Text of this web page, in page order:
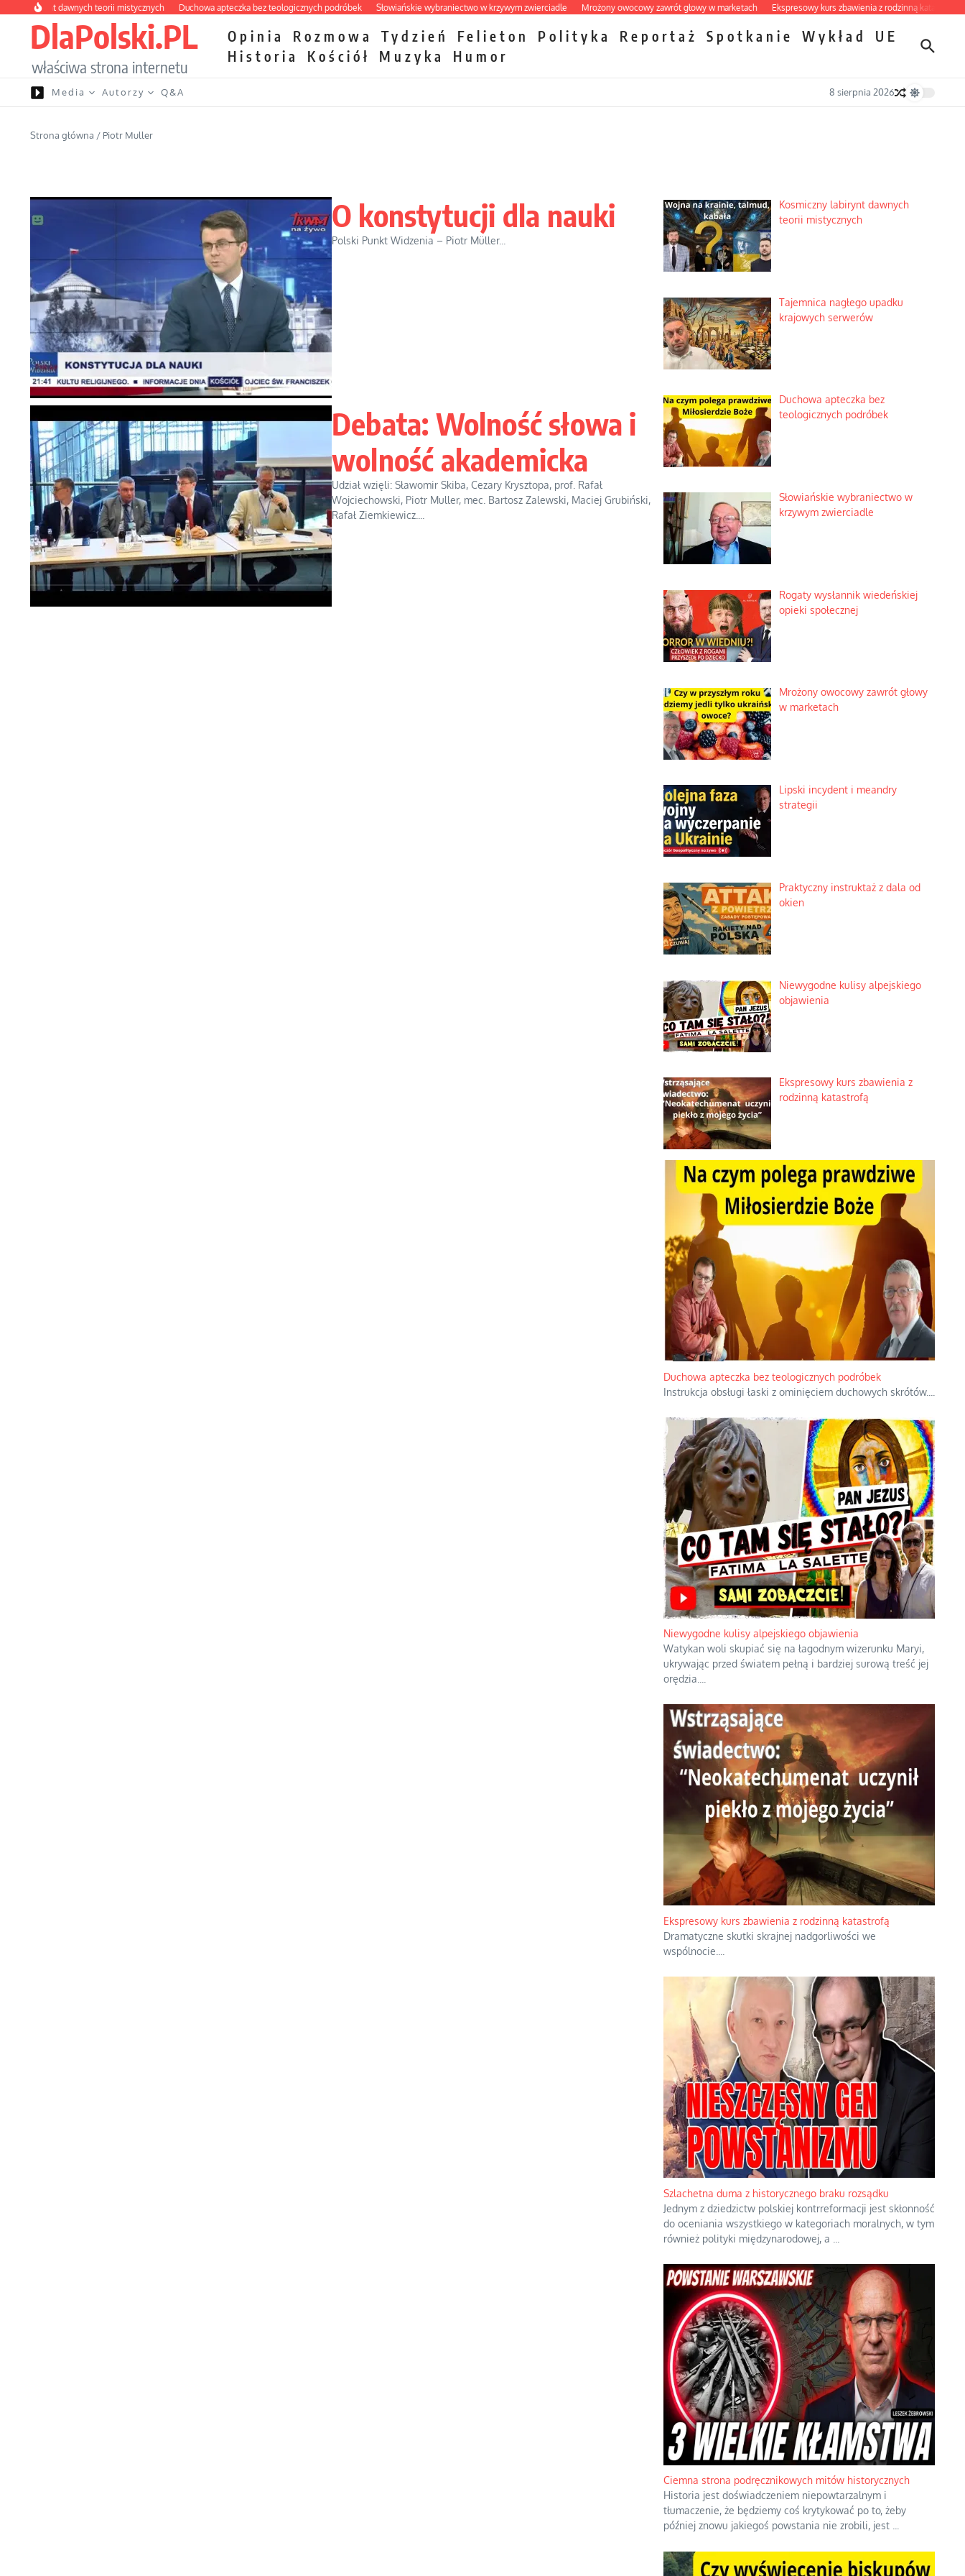
Przejdź do treści
labirynt dawnych teorii mistycznych Duchowa apteczka bez teologicznych podróbek Słowiańskie wybraniectwo w krzywym zwierciadle Mrożony owocowy zawrót głowy w marketach Ekspresowy kurs zbawienia z rodzinną katastrofą
DlaPolski.PL
właściwa strona internetu
Opinia Rozmowa Tydzień Felieton Polityka Reportaż Spotkanie Wykład
UE
Historia
Kościół Muzyka Humor
Media Autorzy Q&A 8 sierpnia 2026
Strona główna / Piotr Muller
O konstytucji dla nauki
Polski Punkt Widzenia – Piotr Müller...
Debata: Wolność słowa i
wolność akademicka
Udział wzięli: Sławomir Skiba, Cezary Krysztopa, prof. Rafał
Wojciechowski, Piotr Muller, mec. Bartosz Zalewski, Maciej Grubiński,
Rafał Ziemkiewicz....
Kosmiczny labirynt dawnych
teorii mistycznych
Tajemnica nagłego upadku
krajowych serwerów
Duchowa apteczka bez
teologicznych podróbek
Słowiańskie wybraniectwo w
krzywym zwierciadle
Rogaty wysłannik wiedeńskiej
opieki społecznej
Mrożony owocowy zawrót głowy
w marketach
Lipski incydent i meandry
strategii
Praktyczny instruktaż z dala od
okien
Niewygodne kulisy alpejskiego
objawienia
Ekspresowy kurs zbawienia z
rodzinną katastrofą
Duchowa apteczka bez teologicznych podróbek
Instrukcja obsługi łaski z ominięciem duchowych skrótów.
Niewygodne kulisy alpejskiego objawienia
Watykan woli skupiać się na łagodnym wizerunku Maryi,
ukrywając przed światem pełną i bardziej surową treść jej
orędzia.
Ekspresowy kurs zbawienia z rodzinną katastrofą
Dramatyczne skutki skrajnej nadgorliwości we
wspólnocie.
Szlachetna duma z historycznego braku rozsądku
Jednym z dziedzictw polskiej kontrreformacji jest skłonność
do oceniania wszystkiego w kategoriach moralnych, w tym
również polityki międzynarodowej, a
Ciemna strona podręcznikowych mitów historycznych
Historia jest doświadczeniem niepowtarzalnym i
tłumaczenie, że będziemy coś krytykować po to, żeby
później znowu jakiegoś powstania nie zrobili, jest